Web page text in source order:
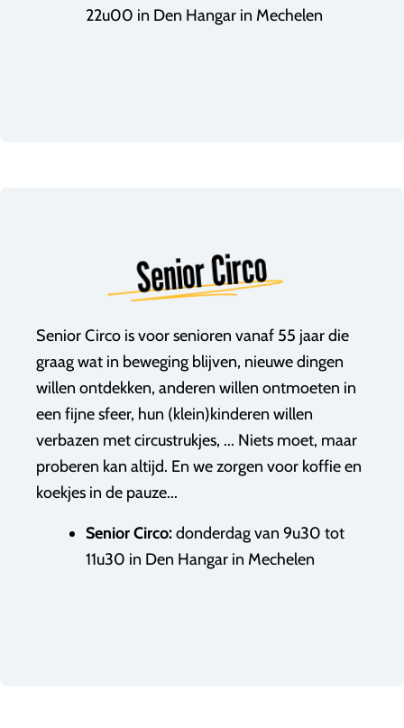
22u00 in Den Hangar in Mechelen
Senior Circo
Senior Circo is voor senioren vanaf 55 jaar die
graag wat in beweging blijven, nieuwe dingen
willen ontdekken, anderen willen ontmoeten in
een fijne sfeer, hun (klein)kinderen willen
verbazen met circustrukjes, ... Niets moet, maar
proberen kan altijd. En we zorgen voor koffie en
koekjes in de pauze...
Senior Circo:donderdag van 9u30 tot
11u30 in Den Hangar in Mechelen